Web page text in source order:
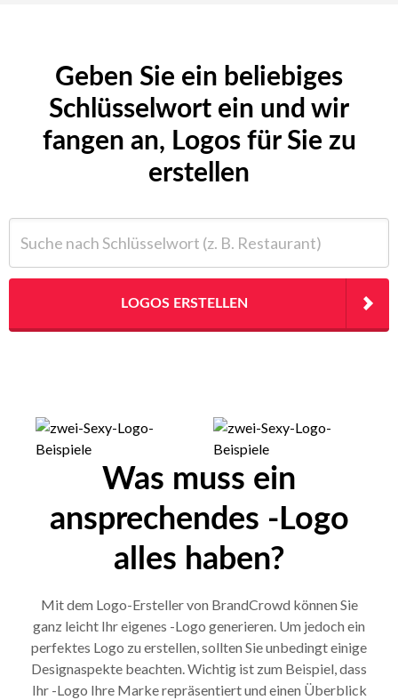
Geben Sie ein beliebiges
Schlüsselwort ein und wir
fangen an, Logos für Sie zu
erstellen
LOGOS ERSTELLEN
Was muss ein
ansprechendes -Logo
alles haben?
Mit dem Logo-Ersteller von BrandCrowd können Sie
ganz leicht Ihr eigenes -Logo generieren. Um jedoch ein
perfektes Logo zu erstellen, sollten Sie unbedingt einige
Designaspekte beachten. Wichtig ist zum Beispiel, dass
Ihr -Logo Ihre Marke repräsentiert und einen Überblick